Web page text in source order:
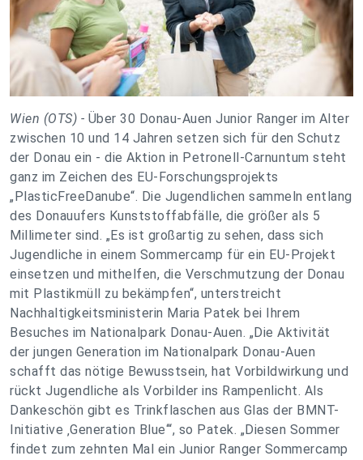
Wien (OTS) - Über 30 Donau-Auen Junior Ranger im Alter
zwischen 10 und 14 Jahren setzen sich für den Schutz
der Donau ein - die Aktion in Petronell-Carnuntum steht
ganz im Zeichen des EU-Forschungsprojekts
„PlasticFreeDanube“. Die Jugendlichen sammeln entlang
des Donauufers Kunststoffabfälle, die größer als 5
Millimeter sind. „Es ist großartig zu sehen, dass sich
Jugendliche in einem Sommercamp für ein EU-Projekt
einsetzen und mithelfen, die Verschmutzung der Donau
mit Plastikmüll zu bekämpfen“, unterstreicht
Nachhaltigkeitsministerin Maria Patek bei Ihrem
Besuches im Nationalpark Donau-Auen. „Die Aktivität
der jungen Generation im Nationalpark Donau-Auen
schafft das nötige Bewusstsein, hat Vorbildwirkung und
rückt Jugendliche als Vorbilder ins Rampenlicht. Als
Dankeschön gibt es Trinkflaschen aus Glas der BMNT-
Initiative ‚Generation Blue‘“, so Patek. „Diesen Sommer
findet zum zehnten Mal ein Junior Ranger Sommercamp